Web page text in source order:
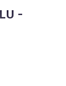
-